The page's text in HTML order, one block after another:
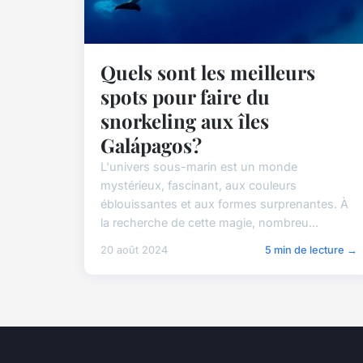
Quels sont les meilleurs
spots pour faire du
snorkeling aux îles
Galápagos?
L'univers sous-marin est un monde
mystérieux, fascinant, aux couleurs
éblouissantes et aux formes surprenantes. À
la recherche de cette magie, nombreu...
20 août 2024 5 min de lecture →